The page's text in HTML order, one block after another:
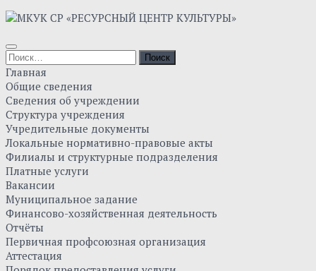
Главная
Общие сведения
Сведения об учреждении
Структура учреждения
Учредительные документы
Локальные нормативно-правовые акты
Филиалы и структурные подразделения
Платные услуги
Вакансии
Муниципальное задание
Финансово-хозяйственная деятельность
Отчёты
Первичная профсоюзная организация
Аттестация